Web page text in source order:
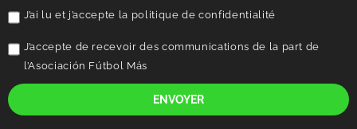
J’ai lu et j’accepte la politique de confidentialité
J’accepte de recevoir des communications de la part de
l’Asociación Fútbol Más
ENVOYER